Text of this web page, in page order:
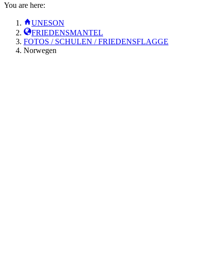
You are here:
UNESON
FRIEDENSMANTEL
FOTOS / SCHULEN / FRIEDENSFLAGGE
Norwegen